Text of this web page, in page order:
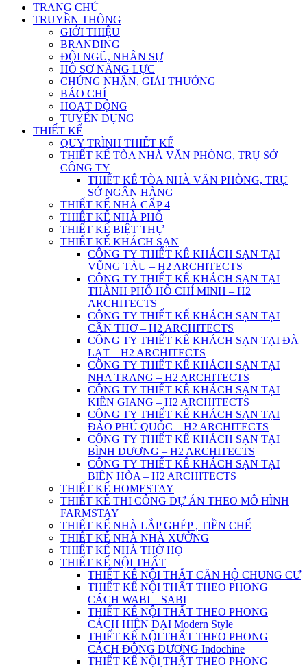
TRANG CHỦ
TRUYỀN THÔNG
GIỚI THIỆU
BRANDING
ĐỘI NGŨ, NHÂN SỰ
HỒ SƠ NĂNG LỰC
CHỨNG NHẬN, GIẢI THƯỞNG
BÁO CHÍ
HOẠT ĐỘNG
TUYỂN DỤNG
THIẾT KẾ
QUY TRÌNH THIẾT KẾ
THIẾT KẾ TÒA NHÀ VĂN PHÒNG, TRỤ SỞ
CÔNG TY
THIẾT KẾ TÒA NHÀ VĂN PHÒNG, TRỤ
SỞ NGÂN HÀNG
THIẾT KẾ NHÀ CẤP 4
THIẾT KẾ NHÀ PHỐ
THIẾT KẾ BIỆT THỰ
THIẾT KẾ KHÁCH SẠN
CÔNG TY THIẾT KẾ KHÁCH SẠN TẠI
VŨNG TÀU – H2 ARCHITECTS
CÔNG TY THIẾT KẾ KHÁCH SẠN TẠI
THÀNH PHỐ HỒ CHÍ MINH – H2
ARCHITECTS
CÔNG TY THIẾT KẾ KHÁCH SẠN TẠI
CẦN THƠ – H2 ARCHITECTS
CÔNG TY THIẾT KẾ KHÁCH SẠN TẠI ĐÀ
LẠT – H2 ARCHITECTS
CÔNG TY THIẾT KẾ KHÁCH SẠN TẠI
NHA TRANG – H2 ARCHITECTS
CÔNG TY THIẾT KẾ KHÁCH SẠN TẠI
KIÊN GIANG – H2 ARCHITECTS
CÔNG TY THIẾT KẾ KHÁCH SẠN TẠI
ĐẢO PHÚ QUỐC – H2 ARCHITECTS
CÔNG TY THIẾT KẾ KHÁCH SẠN TẠI
BÌNH DƯƠNG – H2 ARCHITECTS
CÔNG TY THIẾT KẾ KHÁCH SẠN TẠI
BIÊN HÒA – H2 ARCHITECTS
THIẾT KẾ HOMESTAY
THIẾT KẾ THI CÔNG DỰ ÁN THEO MÔ HÌNH
FARMSTAY
THIẾT KẾ NHÀ LẮP GHÉP , TIỀN CHẾ
THIẾT KẾ NHÀ NHÀ XƯỞNG
THIẾT KẾ NHÀ THỜ HỌ
THIẾT KẾ NỘI THẤT
THIẾT KẾ NỘI THẤT CĂN HỘ CHUNG CƯ
THIẾT KẾ NỘI THẤT THEO PHONG
CÁCH WABI – SABI
THIẾT KẾ NỘI THẤT THEO PHONG
CÁCH HIỆN ĐẠI Modern Style
THIẾT KẾ NỘI THẤT THEO PHONG
CÁCH ĐÔNG DƯƠNG Indochine
THIẾT KẾ NỘI THẤT THEO PHONG